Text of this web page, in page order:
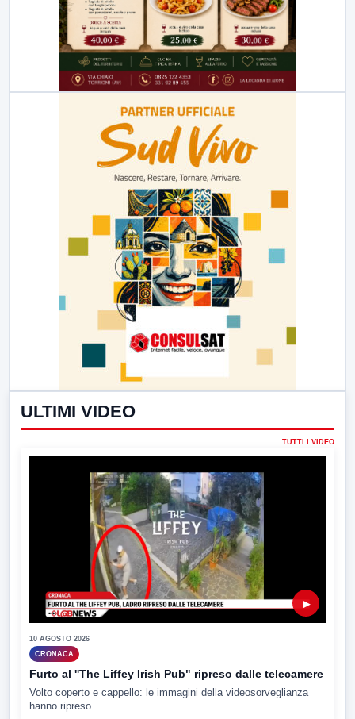
ULTIMI VIDEO
TUTTI I VIDEO
▶
10 AGOSTO 2026
CRONACA
Furto al ''The Liffey Irish Pub" ripreso dalle telecamere
Volto coperto e cappello: le immagini della videosorveglianza
hanno ripreso...